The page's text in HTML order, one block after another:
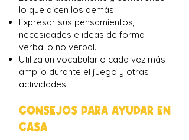
lo que dicen los demás.
Expresar sus pensamientos,
necesidades e ideas de forma
verbal o no verbal.
Utiliza un vocabulario cada vez más
amplio durante el juego y otras
actividades.
CONSEJOS PARA AYUDAR EN
CASA